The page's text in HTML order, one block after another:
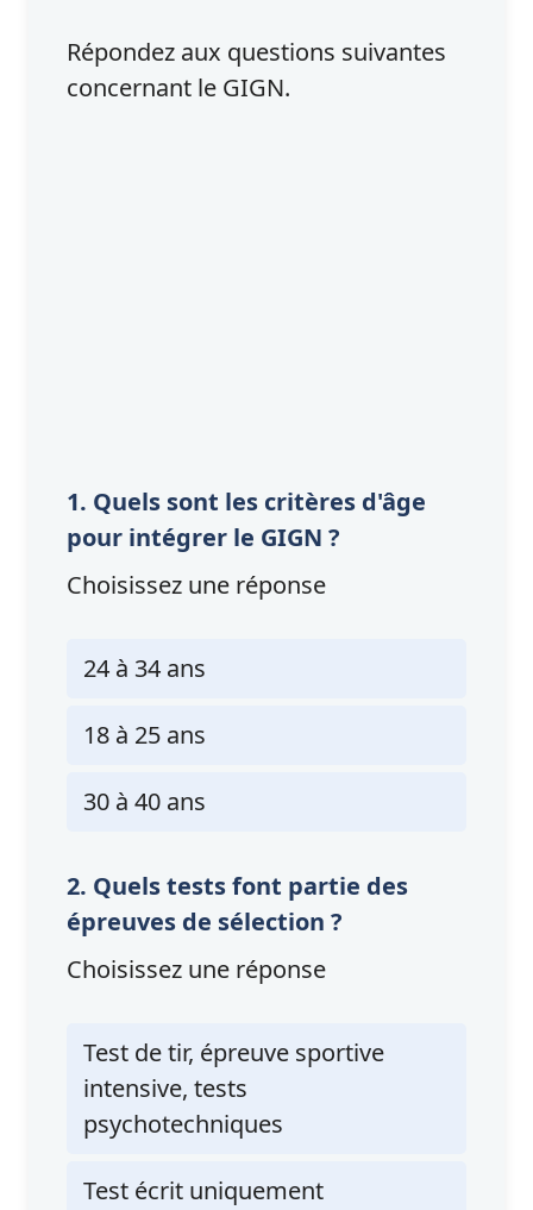
Répondez aux questions suivantes
concernant le GIGN.
1. Quels sont les critères d'âge
pour intégrer le GIGN ?
Choisissez une réponse
24 à 34 ans
18 à 25 ans
30 à 40 ans
2. Quels tests font partie des
épreuves de sélection ?
Choisissez une réponse
Test de tir, épreuve sportive
intensive, tests
psychotechniques
Test écrit uniquement